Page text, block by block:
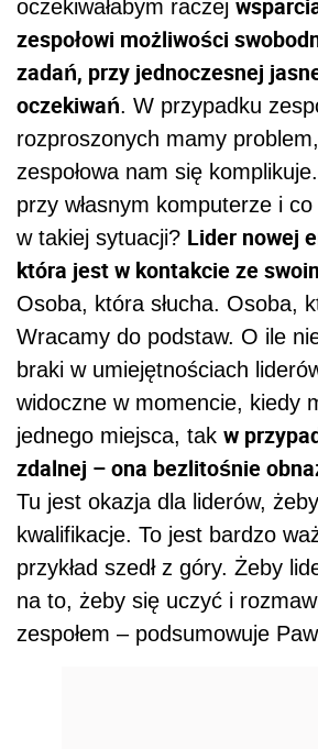
oczekiwałabym raczej
zespołowi możliwości
zadań, przy jednoczesnej
oczekiwań. W przypadku
rozproszonych mamy
zespołowa nam się
przy własnym komputerze i
w takiej sytuacji? Lider nowej
która jest w kontakcie ze
Osoba, która słucha. Osoba,
Wracamy do podstaw. O ile
braki w umiejętnościach
widoczne w momencie, kiedy
jednego miejsca, tak w
zdalnej – ona bezlitośnie
Tu jest okazja dla liderów,
kwalifikacje. To jest bardzo
przykład szedł z góry. Żeby
na to, żeby się uczyć i
zespołem – podsumowuje